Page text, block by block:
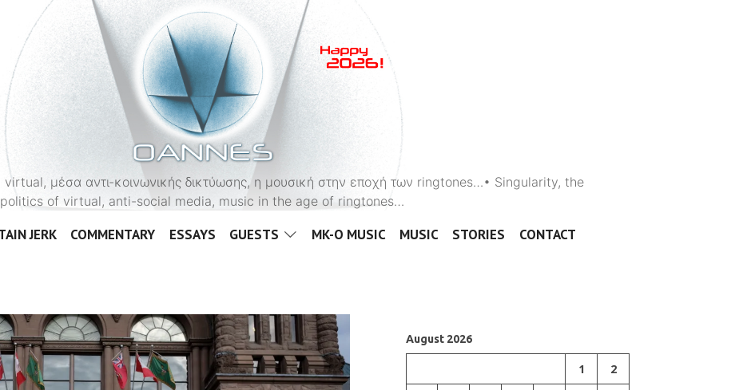
OANNES
virtual, μέσα αντι-κοινωνικής δικτύωσης, η μουσική στην εποχή των ringtones…• Singularity, the
politics of virtual, anti-social media, music in the age of ringtones…
JERK COMMENTARY ESSAYS GUESTS MK-O MUSIC MUSIC STORIES CONTACT
August 2026
1
2